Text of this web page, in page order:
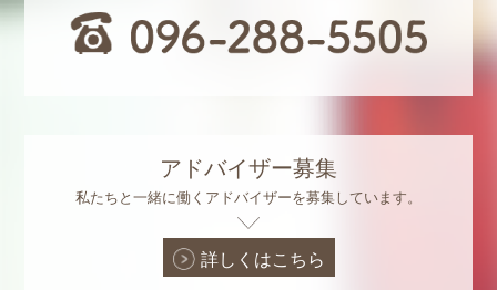
アドバイザー募集
私たちと一緒に働くアドバイザーを募集しています。
詳しくはこちら